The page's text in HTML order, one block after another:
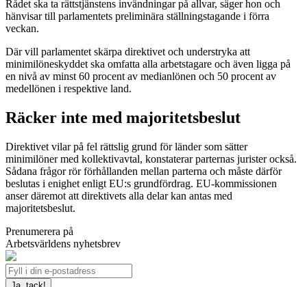
Rådet ska ta rättstjänstens invändningar på allvar, säger hon och
hänvisar till parlamentets preliminära ställningstagande i förra
veckan.
Där vill parlamentet skärpa direktivet och understryka att
minimilöneskyddet ska omfatta alla arbetstagare och även ligga på
en nivå av minst 60 procent av medianlönen och 50 procent av
medellönen i respektive land.
Räcker inte med majoritetsbeslut
Direktivet vilar på fel rättslig grund för länder som sätter
minimilöner med kollektivavtal, konstaterar parternas jurister också.
Sådana frågor rör förhållanden mellan parterna och måste därför
beslutas i enighet enligt EU:s grundfördrag. EU-kommissionen
anser däremot att direktivets alla delar kan antas med
majoritetsbeslut.
Prenumerera på
Arbetsvärldens nyhetsbrev